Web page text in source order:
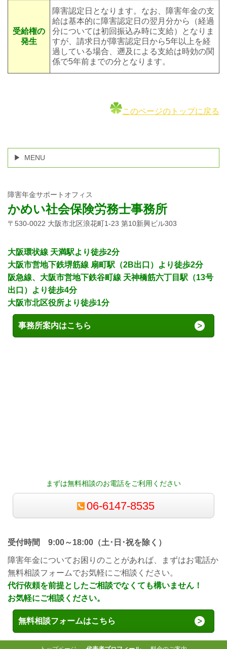
受給権の
発生
障害認定日となります。なお、障害年金の支
給は基本的に障害認定日の翌月分から（経過
分については初回振込み時に支給）となりま
すが、請求日が障害認定日から5年以上を経
過している場合、遡及による支給は時効の関
係で5年前までの分となります。
このページのトップに戻る
MENU
障害年金サポートオフィス
かめい社会保険労務士事務所
〒530-0022 大阪市北区浪花町1-23 第10新興ビル303
大阪環状線 天満駅より徒歩2分
大阪市営地下鉄堺筋線 扇町駅（2B出口 ）より徒歩2分
阪急線、大阪市営地下鉄谷町線 天神橋筋六丁目駅（13号
出口）より徒歩4分
大阪市北区役所より徒歩1分
事務所案内はこちら
まずは無料相談のお電話をご利用ください
06-6147-8535
受付時間 9:00～18:00（土･日･祝を除く）
障害年金についてお困りのことがあれば、まずはお電話か
無料相談フォームでお気軽にご相談ください。
代行依頼を前提としたご相談でなくても構いません！
お気軽にご相談ください。
無料相談フォームはこちら